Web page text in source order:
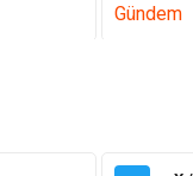
Gündem